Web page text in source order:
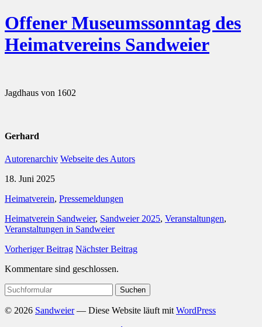
Offener Museumssonntag des
Heimatvereins Sandweier
Jagdhaus von 1602
Gerhard
Autorenarchiv Webseite des Autors
18. Juni 2025
Heimatverein, Pressemeldungen
Heimatverein Sandweier, Sandweier 2025, Veranstaltungen,
Veranstaltungen in Sandweier
Vorheriger Beitrag Nächster Beitrag
Kommentare sind geschlossen.
Suchen
nach:
© 2026 Sandweier— Diese Website läuft mit WordPress